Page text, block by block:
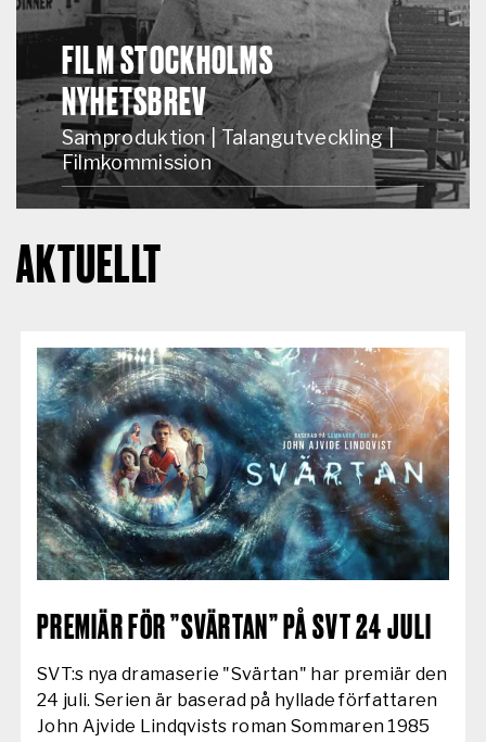
FILM STOCKHOLMS
NYHETSBREV
Samproduktion | Talangutveckling |
Filmkommission
AKTUELLT
AKTUELLT:
PREMIÄR FÖR ”SVÄRTAN” PÅ SVT 24 JULI
SVT:s nya dramaserie "Svärtan" har premiär den
24 juli. Serien är baserad på hyllade författaren
John Ajvide Lindqvists roman Sommaren 1985